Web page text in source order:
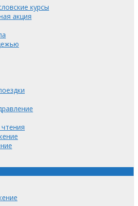
курсы
акция